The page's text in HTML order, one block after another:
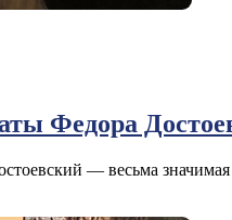
Федора
— весьма